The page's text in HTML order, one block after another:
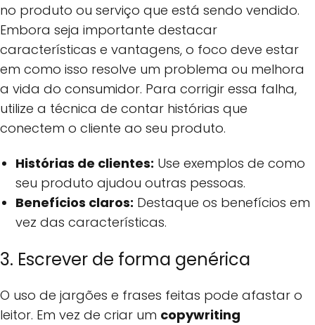
no produto ou serviço que está sendo vendido.
Embora seja importante destacar
características e vantagens, o foco deve estar
em como isso resolve um problema ou melhora
a vida do consumidor. Para corrigir essa falha,
utilize a técnica de contar histórias que
conectem o cliente ao seu produto.
Histórias de clientes: Use exemplos de como
seu produto ajudou outras pessoas.
Benefícios claros: Destaque os benefícios em
vez das características.
3. Escrever de forma genérica
O uso de jargões e frases feitas pode afastar o
leitor. Em vez de criar um copywriting